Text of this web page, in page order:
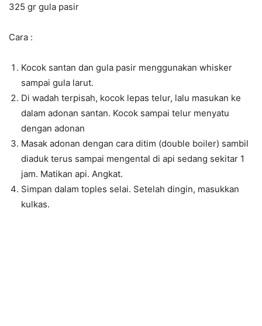
325 gr gula pasir
Cara :
Kocok santan dan gula pasir menggunakan whisker
sampai gula larut.
Di wadah terpisah, kocok lepas telur, lalu masukan ke
dalam adonan santan. Kocok sampai telur menyatu
dengan adonan
Masak adonan dengan cara ditim (double boiler) sambil
diaduk terus sampai mengental di api sedang sekitar 1
jam. Matikan api. Angkat.
Simpan dalam toples selai. Setelah dingin, masukkan
kulkas.